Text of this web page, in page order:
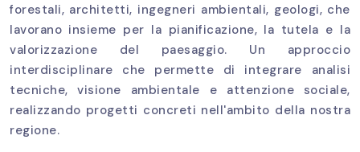
forestali, architetti, ingegneri ambientali, geologi, che
lavorano insieme per la pianificazione, la tutela e la
valorizzazione del paesaggio. Un approccio
interdisciplinare che permette di integrare analisi
tecniche, visione ambientale e attenzione sociale,
realizzando progetti concreti nell'ambito della nostra
regione.